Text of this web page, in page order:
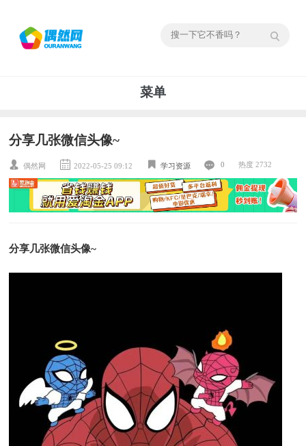
菜单
分享几张微信头像~
偶然网 2022-05-25 09:12 学习资源 0 热度 2732
分享几张微信头像~